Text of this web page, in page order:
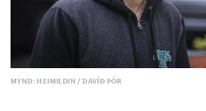
MYND: HEIMILDIN / DAVÍÐ ÞÓR